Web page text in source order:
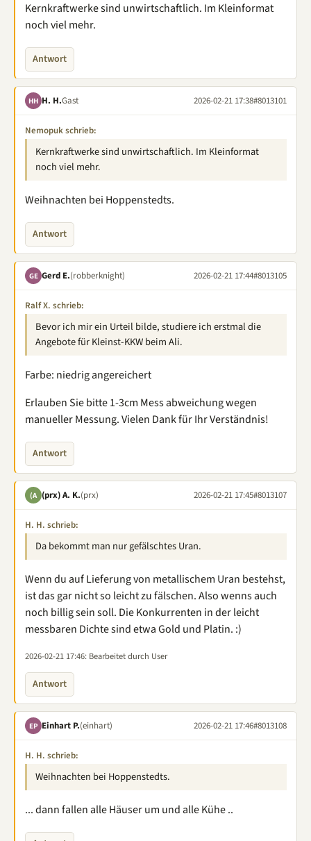
Kernkraftwerke sind unwirtschaftlich. Im Kleinformat
noch viel mehr.
Antwort
HH H. H.Gast 2026-02-21 17:38#8013101
Nemopuk schrieb:
Kernkraftwerke sind unwirtschaftlich. Im Kleinformat
noch viel mehr.
Weihnachten bei Hoppenstedts.
Antwort
GE Gerd E.(robberknight) 2026-02-21 17:44#8013105
Ralf X. schrieb:
Bevor ich mir ein Urteil bilde, studiere ich erstmal die
Angebote für Kleinst-KKW beim Ali.
Farbe: niedrig angereichert
Erlauben Sie bitte 1-3cm Mess abweichung wegen
manueller Messung. Vielen Dank für Ihr Verständnis!
Antwort
(A (prx) A. K.(prx) 2026-02-21 17:45#8013107
H. H. schrieb:
Da bekommt man nur gefälschtes Uran.
Wenn du auf Lieferung von metallischem Uran bestehst,
ist das gar nicht so leicht zu fälschen. Also wenns auch
noch billig sein soll. Die Konkurrenten in der leicht
messbaren Dichte sind etwa Gold und Platin. :)
2026-02-21 17:46: Bearbeitet durch User
Antwort
EP Einhart P.(einhart) 2026-02-21 17:46#8013108
H. H. schrieb:
Weihnachten bei Hoppenstedts.
... dann fallen alle Häuser um und alle Kühe ..